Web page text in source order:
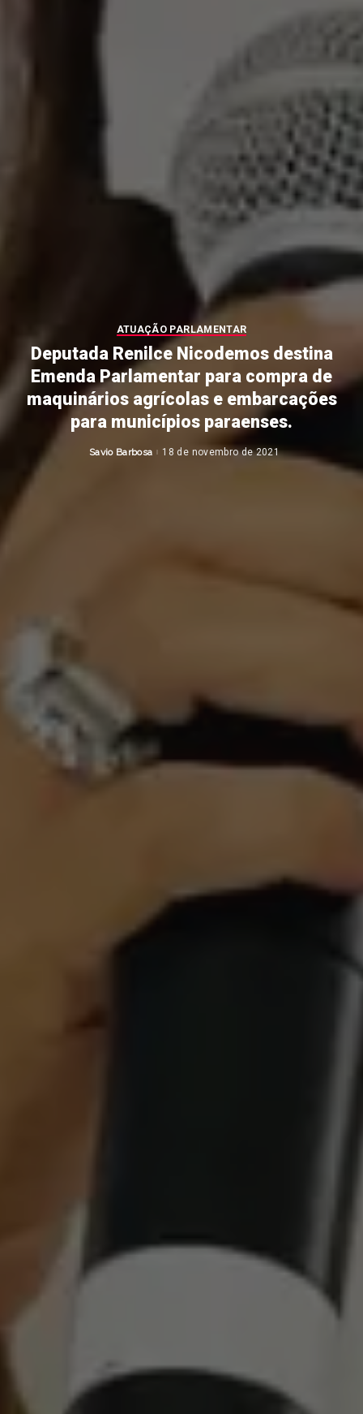
ATUAÇÃO PARLAMENTAR
Deputada Renilce Nicodemos destina
Emenda Parlamentar para compra de
maquinários agrícolas e embarcações
para municípios paraenses.
Posted
Savio Barbosa 18 de novembro de 2021